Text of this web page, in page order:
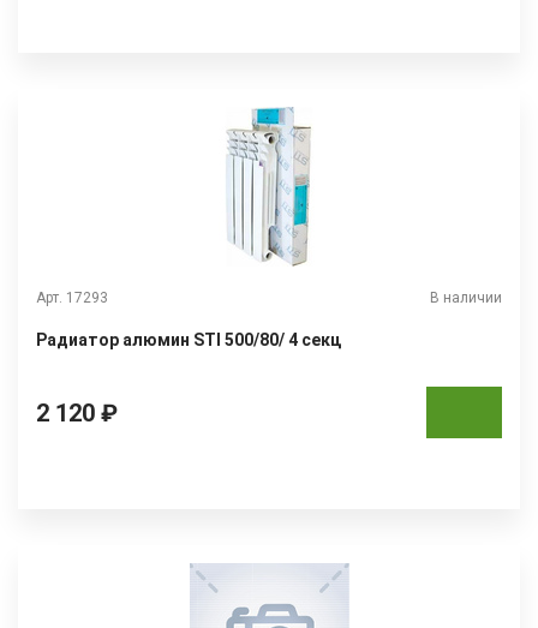
Арт. 17293 В наличии
Радиатор алюмин STI 500/80/ 4 секц
2 120 ₽